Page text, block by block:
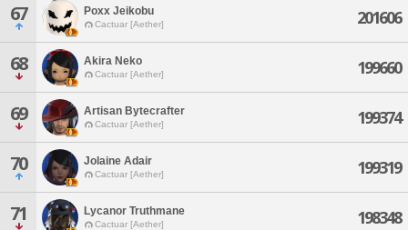
67 Poxx Jeikobu
Cactuar [Aether] 201606
68 Akira Neko
Cactuar [Aether] 199660
69 Artisan Bytecrafter
Cactuar [Aether] 199374
70 Jolaine Adair
Cactuar [Aether] 199319
71 Lycanor Truthmane
Cactuar [Aether] 198348